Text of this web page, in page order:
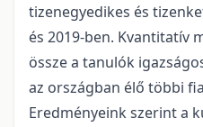
tizenegyedikes és
és 2019-ben. Kvantitatív
össze a tanulók
az országban élő többi
Eredményeink szerint a